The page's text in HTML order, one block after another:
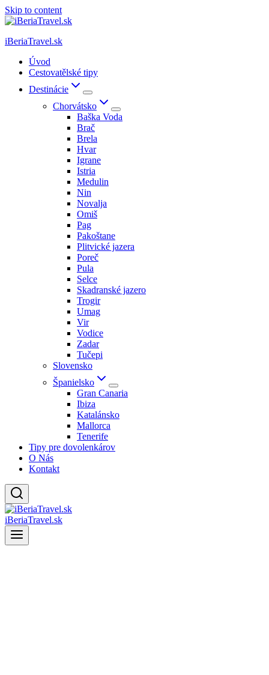
Skip to content
iBeriaTravel.sk
Úvod
Cestovatělské tipy
Destinácie
Chorvátsko
Baška Voda
Brač
Brela
Hvar
Igrane
Istria
Medulin
Nin
Novalja
Omiš
Pag
Pakoštane
Plitvické jazera
Poreč
Pula
Selce
Skadranské jazero
Trogir
Umag
Vir
Vodice
Zadar
Tučepi
Slovensko
Španielsko
Gran Canaria
Ibiza
Katalánsko
Mallorca
Tenerife
Tipy pre dovolenkárov
O Nás
Kontakt
iBeriaTravel.sk